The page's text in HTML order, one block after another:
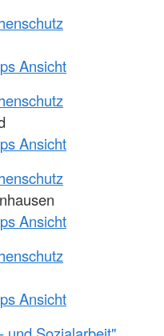
Ansicht
Ansicht
Ansicht
Ansicht